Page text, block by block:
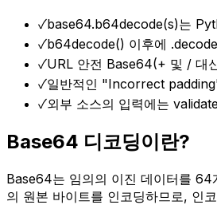
✓base64.b64decode(s)는
✓b64decode() 이후에
✓URL 안전 Base64(+ 및 / 대
✓일반적인 "Incorrect
✓외부 소스의 입력에는
Base64 디코딩이란?
Base64는 임의의 이진 데이터를 64
의 원본 바이트를 인코딩하므로, 인